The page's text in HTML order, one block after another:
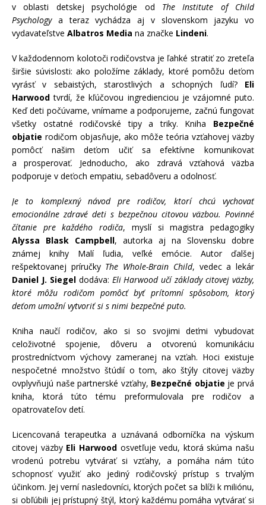
v oblasti detskej psychológie od The Institute of Child
Psychologya teraz vychádza aj v slovenskom jazyku vo
vydavateľstve Albatros Media na značke Lindeni.
V každodennom kolotoči rodičovstva je ľahké stratiť zo zreteľa
širšie súvislosti: ako položíme základy, ktoré pomôžu deťom
vyrásť v sebaistých, starostlivých a schopných ľudí? Eli
Harwood tvrdí, že kľúčovou ingredienciou je vzájomné puto.
Keď deti počúvame, vnímame a podporujeme, začnú fungovať
všetky ostatné rodičovské tipy a triky. Kniha Bezpečné
objatie rodičom objasňuje, ako môže teória vzťahovej väzby
pomôcť našim deťom učiť sa efektívne komunikovať
a prosperovať. Jednoducho, ako zdravá vzťahová väzba
podporuje v deťoch empatiu, sebadôveru a odolnosť.
Je to komplexný návod pre rodičov, ktorí chcú vychovať
emocionálne zdravé deti s bezpečnou citovou väzbou. Povinné
čítanie pre každého rodiča, myslí si magistra pedagogiky
Alyssa Blask Campbell, autorka aj na Slovensku dobre
známej knihy Malí ľudia, veľké emócie. Autor ďalšej
rešpektovanej príručky The Whole-Brain Child, vedec a lekár
Daniel J. Siegeldodáva: Eli Harwood učí základy citovej väzby,
ktoré môžu rodičom pomôcť byť prítomní spôsobom, ktorý
deťom umožní vytvoriť si s nimi bezpečné puto.
Kniha naučí rodičov, ako si so svojimi deťmi vybudovať
celoživotné spojenie, dôveru a otvorenú komunikáciu
prostredníctvom výchovy zameranej na vzťah. Hoci existuje
nespočetné množstvo štúdií o tom, ako štýly citovej väzby
ovplyvňujú naše partnerské vzťahy, Bezpečné objatie je prvá
kniha, ktorá túto tému preformulovala pre rodičov a
opatrovateľov detí.
Licencovaná terapeutka a uznávaná odborníčka na výskum
citovej väzby Eli Harwoodosvetľuje vedu, ktorá skúma našu
vrodenú potrebu vytvárať si vzťahy, a pomáha nám túto
schopnosť využiť ako jediný rodičovský prístup s trvalým
účinkom. Jej verní nasledovníci, ktorých počet sa blíži k miliónu,
si obľúbili jej prístupný štýl, ktorý každému pomáha vytvárať si